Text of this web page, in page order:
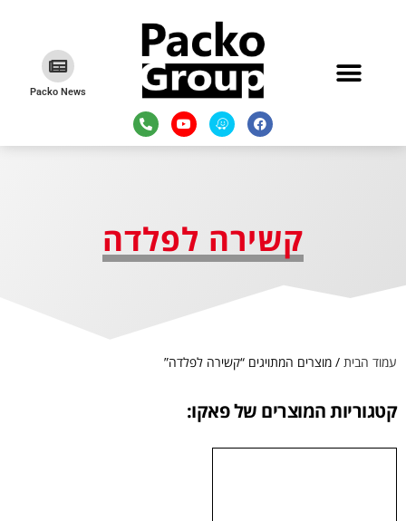
Packo News
קשירה לפלדה
עמוד הבית / מוצרים המתויגים “קשירה לפלדה”
קטגוריות המוצרים של פאקו: